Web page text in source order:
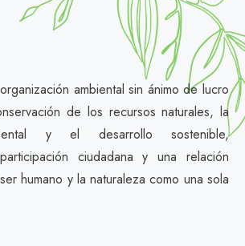
ambiental sin ánimo de lucro
de los recursos naturales, la
y el desarrollo sostenible,
ciudadana y una relación
humano y la naturaleza como una sola